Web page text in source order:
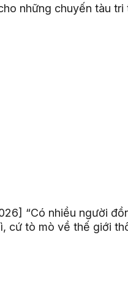
những chuyến tàu tri
“Có nhiều người
cứ tò mò về thế giới